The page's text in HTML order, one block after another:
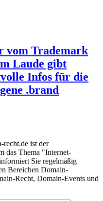
vom Trademark
Laude gibt
Infos für die
.brand
recht.de ist der
das Thema "Internet-
Sie regelmäßig
Bereichen Domain-
Recht, Domain-Events und